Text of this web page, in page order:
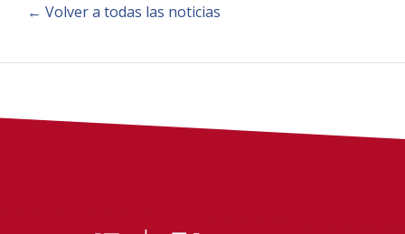
← Volver a todas las noticias